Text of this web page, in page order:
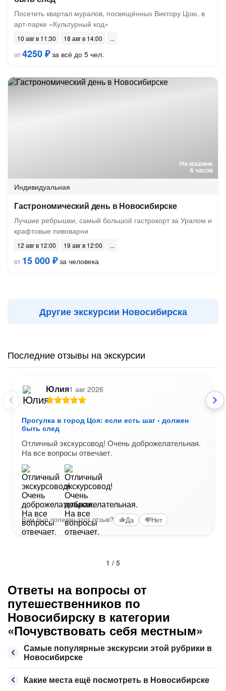
Посетить квартал муралов, посвящённых Виктору Цою, в
арт-парке «Культурный код»
10 авг в 11:30
18 авг в 14:00
от4250 ₽за всё до 5 чел.
На машине
6 часов
Индивидуальная
Гастрономический день в Новосибирске
Лучшие ребрышки, самый большой гастрокорт за Уралом и
крафтовые пивоварни
12 авг в 12:00
19 авг в 12:00
от 15 000 ₽за человека
Другие экскурсии Новосибирска
Последние отзывы на экскурсии
Юлия1 авг 2026
Прогулка в город Цоя: если есть шаг - должен
быть след
Отличный экскурсовод! Очень доброжелательная.
На все вопросы отвечает.
Вам был полезен этот отзыв? Да Нет
1 / 5
Ответы на вопросы от
путешественников по
Новосибирску в категории
«Почувствовать себя местным»
Самые популярные экскурсии этой рубрики в
Новосибирске
Какие места ещё посмотреть в Новосибирске